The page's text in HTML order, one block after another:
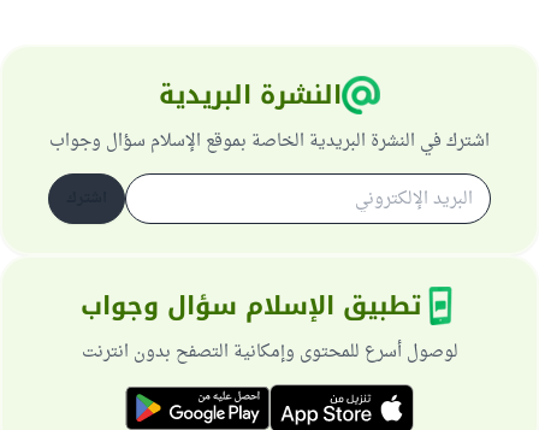
النشرة البريدية
اشترك في النشرة البريدية الخاصة بموقع الإسلام سؤال وجواب
تطبيق الإسلام سؤال وجواب
لوصول أسرع للمحتوى وإمكانية التصفح بدون انترنت